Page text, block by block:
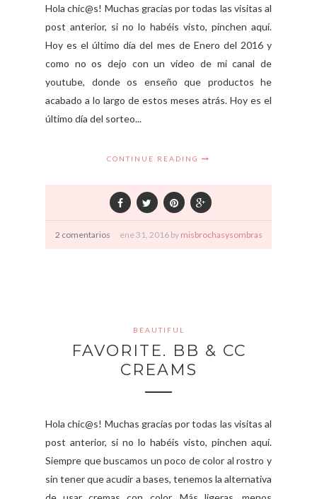
Hola chic@s! Muchas gracias por todas las visitas al
post anterior, si no lo habéis visto, pinchen aquí.
Hoy es el último día del mes de Enero del 2016 y
como no os dejo con un vídeo de mi canal de
youtube, donde os enseño que productos he
acabado a lo largo de estos meses atrás. Hoy es el
último día del sorteo...
CONTINUE READING
2 comentarios ene31, 2016 by misbrochasysombras
BEAUTIFUL
FAVORITE. BB & CC
CREAMS
Hola chic@s! Muchas gracias por todas las visitas al
post anterior, si no lo habéis visto, pinchen aquí.
Siempre que buscamos un poco de color al rostro y
sin tener que acudir a bases, tenemos la alternativa